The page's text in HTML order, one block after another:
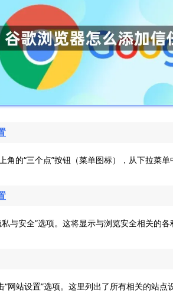
的“三个点”按钮（菜单图标），从下拉菜单
与安全”选项。这将显示与浏览安全相关的各
“网站设置”选项。这里列出了所有相关的站点